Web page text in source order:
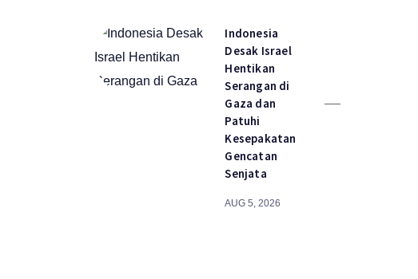
Indonesia
Desak Israel
Hentikan
Serangan di
Gaza dan
Patuhi
Kesepakatan
Gencatan
Senjata
AUG 5, 2026